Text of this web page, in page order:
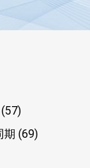
期 (69)